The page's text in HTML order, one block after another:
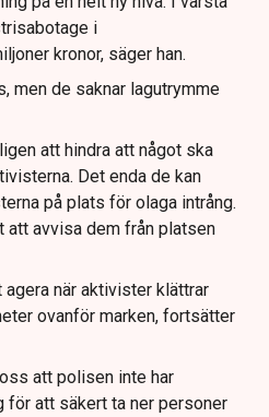
i
kronor, säger han.
men de saknar lagutrymme
att hindra att något ska
Det enda de kan
på plats för olaga intrång.
att avvisa dem från platsen
när aktivister klättrar
ovanför marken, fortsätter
att polisen inte har
för att säkert ta ner personer